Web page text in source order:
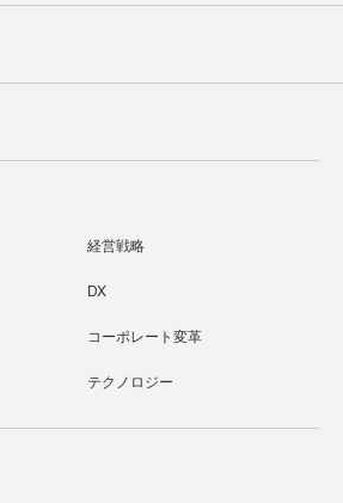
経営戦略
DX
コーポレート変革
テクノロジー